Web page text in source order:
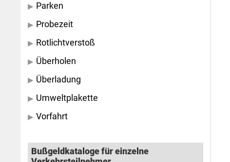
Parken
Probezeit
Rotlichtverstoß
Überholen
Überladung
Umweltplakette
Vorfahrt
Bußgeldkataloge für einzelne